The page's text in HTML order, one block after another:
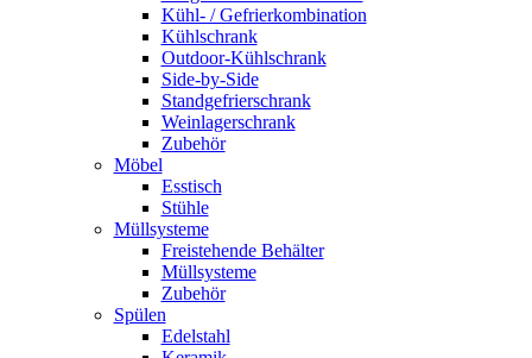
Kühl- / Gefrierkombination
Kühlschrank
Outdoor-Kühlschrank
Side-by-Side
Standgefrierschrank
Weinlagerschrank
Zubehör
Möbel
Esstisch
Stühle
Müllsysteme
Freistehende Behälter
Müllsysteme
Zubehör
Spülen
Edelstahl